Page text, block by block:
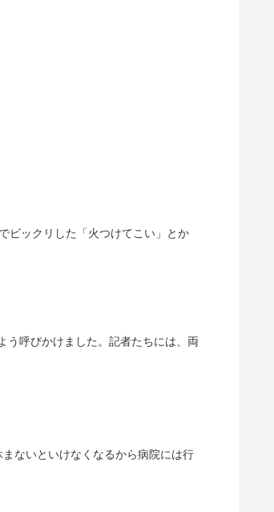
ビックリした「火つけてこい」とか
う呼びかけました。記者たちには、両
ないといけなくなるから病院には行